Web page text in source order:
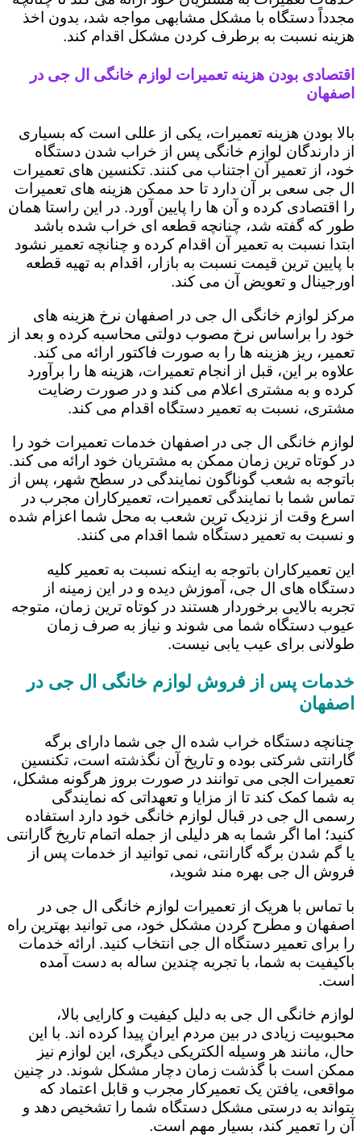
مجدداً دستگاه با مشکل مشابهی مواجه شد، بدون اخذ
هزینه نسبت به برطرف کردن مشکل اقدام کند.
اقتصادی بودن هزینه تعمیرات لوازم خانگی ال جی در
اصفهان
بالا بودن هزینه تعمیرات، یکی از عللی است که بسیاری
از دارندگان لوازم خانگی پس از خراب شدن دستگاه
خود، از تعمیر آن اجتناب می کنند. تکنسین های تعمیرات
ال جی سعی بر آن دارد تا حد ممکن هزینه های تعمیرات
را اقتصادی کرده و آن ها را پایین آورد. در این راستا همان
طور که گفته شد، چنانچه قطعه ای خراب شده باشد
ابتدا نسبت به تعمیر آن اقدام کرده و چنانچه تعمیر نشود
با پایین ترین قیمت نسبت به بازار، اقدام به تهیه قطعه
اورجینال و تعویض آن می کند.
مرکز لوازم خانگی ال جی در اصفهان نرخ هزینه های
خود را براساس نرخ مصوب دولتی محاسبه کرده و بعد از
تعمیر، ریز هزینه ها را به صورت فاکتور ارائه می کند.
علاوه بر این، قبل از انجام تعمیرات، هزینه ها را برآورد
کرده و به مشتری اعلام می کند و در صورت رضایت
مشتری، نسبت به تعمیر دستگاه اقدام می کند.
لوازم خانگی ال جی در اصفهان خدمات تعمیرات خود را
در کوتاه ترین زمان ممکن به مشتریان خود ارائه می کند.
باتوجه به شعب گوناگون نمایندگی در سطح شهر، پس از
تماس شما با نمایندگی تعمیرات، تعمیرکاران مجرب در
اسرع وقت از نزدیک ترین شعب به محل شما اعزام شده
و نسبت به تعمیر دستگاه شما اقدام می کنند.
این تعمیرکاران باتوجه به اینکه نسبت به تعمیر کلیه
دستگاه های ال جی، آموزش دیده و در این زمینه از
تجربه بالایی برخوردار هستند در کوتاه ترین زمان، متوجه
عیوب دستگاه شما می شوند و نیاز به صرف زمان
طولانی برای عیب یابی نیست.
خدمات پس از فروش لوازم خانگی ال جی در
اصفهان
چنانچه دستگاه خراب شده ال جی شما دارای برگه
گارانتی شرکتی بوده و تاریخ آن نگذشته است، تکنسین
تعمیرات الجی می توانند در صورت بروز هرگونه مشکل،
به شما کمک کند تا از مزایا و تعهداتی که نمایندگی
رسمی ال جی در قبال لوازم خانگی خود دارد استفاده
کنید؛ اما اگر شما به هر دلیلی از جمله اتمام تاریخ گارانتی
یا گم شدن برگه گارانتی، نمی توانید از خدمات پس از
فروش ال جی بهره مند شوید،
با تماس با هریک از تعمیرات لوازم خانگی ال جی در
اصفهان و مطرح کردن مشکل خود، می توانید بهترین راه
را برای تعمیر دستگاه ال جی انتخاب کنید. ارائه خدمات
باکیفیت به شما، با تجربه چندین ساله به دست آمده
است.
لوازم خانگی ال جی به دلیل کیفیت و کارایی بالا،
محبوبیت زیادی در بین مردم ایران پیدا کرده اند. با این
حال، مانند هر وسیله الکتریکی دیگری، این لوازم نیز
ممکن است با گذشت زمان دچار مشکل شوند. در چنین
مواقعی، یافتن یک تعمیرکار مجرب و قابل اعتماد که
بتواند به درستی مشکل دستگاه شما را تشخیص دهد و
آن را تعمیر کند، بسیار مهم است.